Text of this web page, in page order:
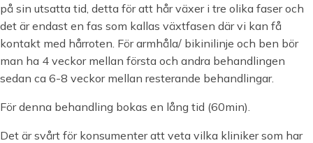
på sin utsatta tid, detta för att hår växer i tre olika faser och
det är endast en fas som kallas växtfasen där vi kan få
kontakt med hårroten. För armhåla/ bikinilinje och ben bör
man ha 4 veckor mellan första och andra behandlingen
sedan ca 6-8 veckor mellan resterande behandlingar.
För denna behandling bokas en lång tid (60min).
Det är svårt för konsumenter att veta vilka kliniker som har